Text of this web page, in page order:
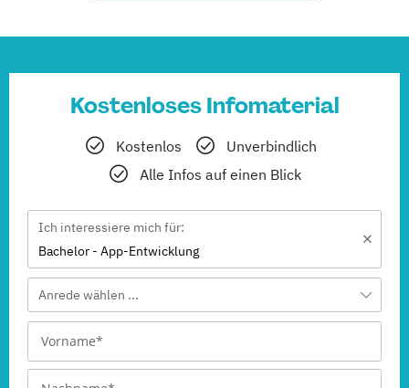
Kostenloses Infomaterial
Kostenlos
Unverbindlich
Alle Infos auf einen Blick
Ich interessiere mich für:
Bachelor - App-Entwicklung
Anrede wählen ...